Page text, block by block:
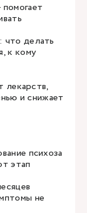
что делать
к кому
лекарств,
и снижает
психоза
этап
не